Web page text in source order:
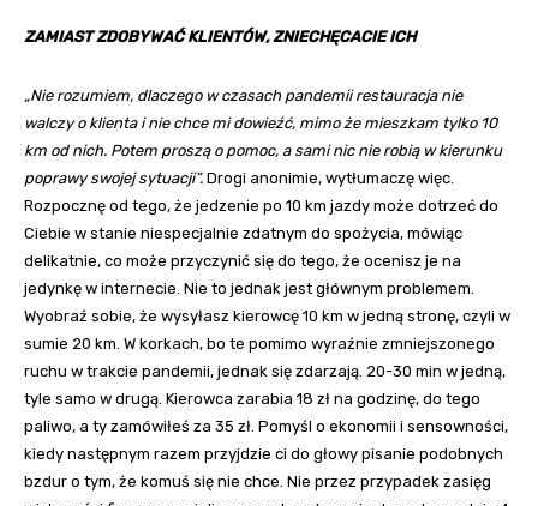
ZAMIAST ZDOBYWAĆ KLIENTÓW, ZNIECHĘCACIE ICH
„Nie rozumiem, dlaczego w czasach pandemii restauracja nie
walczy o klienta i nie chce mi dowieźć, mimo że mieszkam tylko 10
km od nich. Potem proszą o pomoc, a sami nic nie robią w kierunku
poprawy swojej sytuacji”. Drogi anonimie, wytłumaczę więc.
Rozpocznę od tego, że jedzenie po 10 km jazdy może dotrzeć do
Ciebie w stanie niespecjalnie zdatnym do spożycia, mówiąc
delikatnie, co może przyczynić się do tego, że ocenisz je na
jedynkę w internecie. Nie to jednak jest głównym problemem.
Wyobraź sobie, że wysyłasz kierowcę 10 km w jedną stronę, czyli w
sumie 20 km. W korkach, bo te pomimo wyraźnie zmniejszonego
ruchu w trakcie pandemii, jednak się zdarzają. 20-30 min w jedną,
tyle samo w drugą. Kierowca zarabia 18 zł na godzinę, do tego
paliwo, a ty zamówiłeś za 35 zł. Pomyśl o ekonomii i sensowności,
kiedy następnym razem przyjdzie ci do głowy pisanie podobnych
bzdur o tym, że komuś się nie chce. Nie przez przypadek zasięg